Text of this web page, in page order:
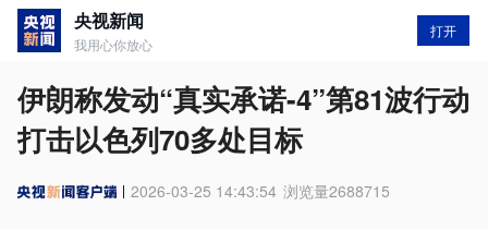
央视新闻
我用心你放心
打开
伊朗称发动“真实承诺-4”第81波行动
打击以色列70多处目标
2026-03-25 14:43:54 浏览量2688715